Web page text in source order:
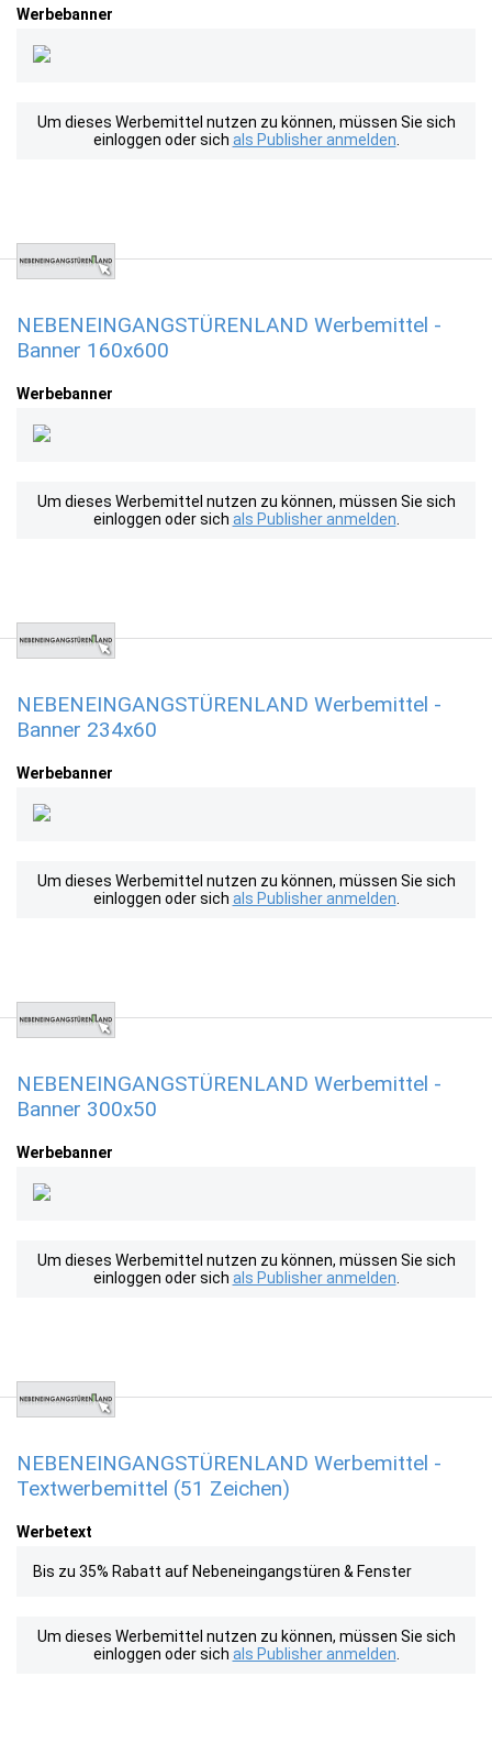
Werbebanner
Um dieses Werbemittel nutzen zu können, müssen Sie sich
einloggen oder sich als Publisher anmelden
NEBENEINGANGSTÜRENLAND Werbemittel -
Banner 160x600
Werbebanner
Um dieses Werbemittel nutzen zu können, müssen Sie sich
einloggen oder sich als Publisher anmelden
NEBENEINGANGSTÜRENLAND Werbemittel -
Banner 234x60
Werbebanner
Um dieses Werbemittel nutzen zu können, müssen Sie sich
einloggen oder sich als Publisher anmelden
NEBENEINGANGSTÜRENLAND Werbemittel -
Banner 300x50
Werbebanner
Um dieses Werbemittel nutzen zu können, müssen Sie sich
einloggen oder sich als Publisher anmelden
NEBENEINGANGSTÜRENLAND Werbemittel -
Textwerbemittel (51 Zeichen)
Werbetext
Bis zu 35% Rabatt auf Nebeneingangstüren & Fenster
Um dieses Werbemittel nutzen zu können, müssen Sie sich
einloggen oder sich als Publisher anmelden